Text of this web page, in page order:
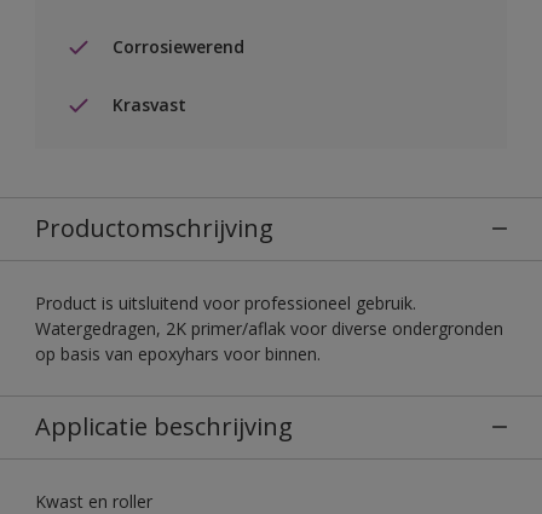
Corrosiewerend
Krasvast
Productomschrijving
Product is uitsluitend voor professioneel gebruik.
Watergedragen, 2K primer/aflak voor diverse ondergronden
op basis van epoxyhars voor binnen.
Applicatie beschrijving
Kwast en roller